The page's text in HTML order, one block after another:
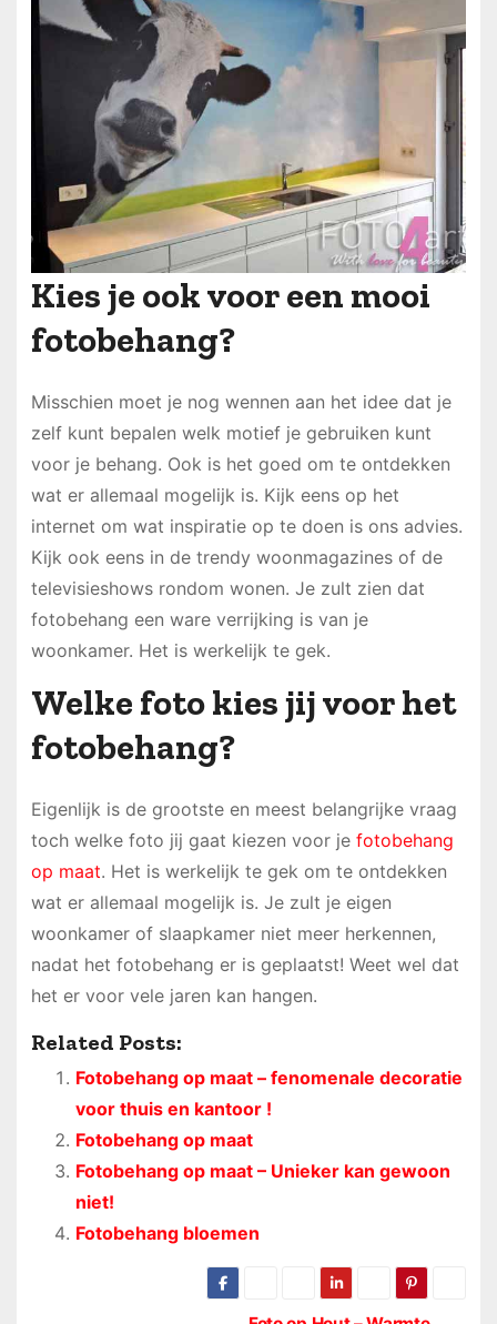
Kies je ook voor een mooi
fotobehang?
Misschien moet je nog wennen aan het idee dat je
zelf kunt bepalen welk motief je gebruiken kunt
voor je behang. Ook is het goed om te ontdekken
wat er allemaal mogelijk is. Kijk eens op het
internet om wat inspiratie op te doen is ons advies.
Kijk ook eens in de trendy woonmagazines of de
televisieshows rondom wonen. Je zult zien dat
fotobehang een ware verrijking is van je
woonkamer. Het is werkelijk te gek.
Welke foto kies jij voor het
fotobehang?
Eigenlijk is de grootste en meest belangrijke vraag
toch welke foto jij gaat kiezen voor je fotobehang
op maat. Het is werkelijk te gek om te ontdekken
wat er allemaal mogelijk is. Je zult je eigen
woonkamer of slaapkamer niet meer herkennen,
nadat het fotobehang er is geplaatst! Weet wel dat
het er voor vele jaren kan hangen.
Related Posts:
Fotobehang op maat – fenomenale decoratie
voor thuis en kantoor !
Fotobehang op maat
Fotobehang op maat – Unieker kan gewoon
niet!
Fotobehang bloemen